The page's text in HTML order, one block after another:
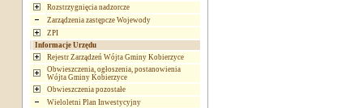
Rozstrzygnięcia nadzorcze
Zarządzenia zastępcze Wojewody
ZPI
Informacje Urzędu
Rejestr Zarządzeń Wójta Gminy Kobierzyce
Obwieszczenia, ogłoszenia, postanowienia
Wójta Gminy Kobierzyce
Obwieszczenia pozostałe
Wieloletni Plan Inwestycyjny